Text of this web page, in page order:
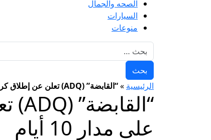
الصحه والجمال
السيارات
منوعات
الرئيسية »“القابضة” (ADQ) تعلن عن إطلاق كرنفالها السنوي بمشاركة 18 شركة على مدار 10 أيام
على مدار 10 أيام